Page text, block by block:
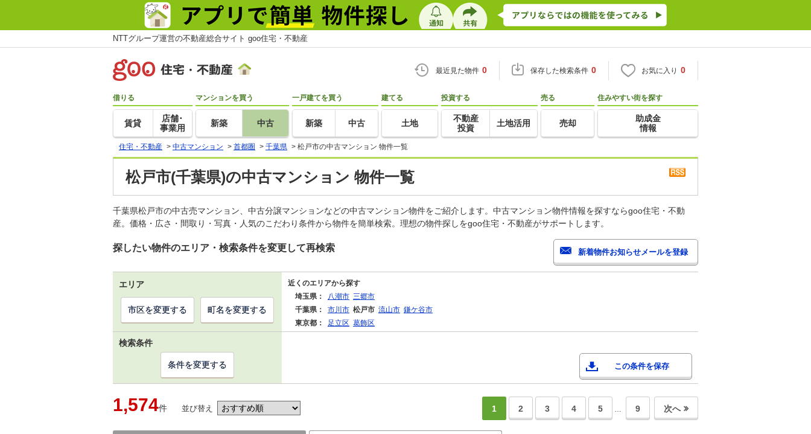
NTTグループ運営の不動産総合サイト goo住宅・不動産
最近見た物件 0 保存した検索条件 0 お気に入り 0
借りる
賃貸
店舗･
事業用
マンションを買う
新築 中古
一戸建てを買う
新築 中古
建てる
土地
投資する
不動産
投資
土地活用
売る
売却
住みやすい街を探す
助成金
情報
住宅・不動産 > 中古マンション > 首都圏 > 千葉県 > 松戸市の中古マンション 物件一覧
松戸市(千葉県)の中古マンション 物件一覧
千葉県松戸市の中古売マンション、中古分譲マンションなどの中古マンション物件をご紹介します。中古マンション物件情報を探すならgoo住宅・不動
産。価格・広さ・間取り・写真・人気のこだわり条件から物件を簡単検索。理想の物件探しをgoo住宅・不動産がサポートします。
探したい物件のエリア・検索条件を変更して再検索
エリア
近くのエリアから探す
埼玉県：
八潮市 三郷市
千葉県：
市川市 松戸市 流山市 鎌ケ谷市
東京都：
足立区 葛飾区
市区を変更する 町名を変更する
検索条件
この条件を保存
条件を変更する
1,574件 並び替え 1 2 3 4 5 … 9 次へ